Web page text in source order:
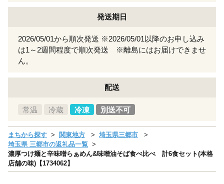
発送期日
2026/05/01から順次発送 ※2026/05/01以降のお申し込み
は1～2週間程度で順次発送 ※離島にはお届けできませ
ん。
配送
常温 冷蔵 冷凍 別送不可
まちから探す 関東地方
埼玉県三郷市
埼玉県 三郷市の返礼品一覧
濃厚つけ麺と辛味噌らぁめん&味噌油そば食べ比べ 計6食セット(本格
店舗の味)【1734062】